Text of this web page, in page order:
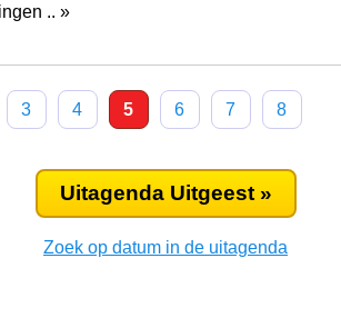
.. »
3 4 5 6 7 8
Uitagenda Uitgeest »
Zoek op datum in de uitagenda